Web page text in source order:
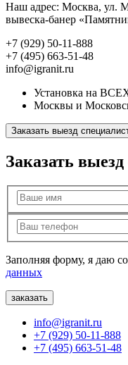
Наш адрес: Москва, ул.
вывеска-банер
+7 (929) 50-11-888
+7 (495) 663-51-48
info@igranit.ru
Установка на
Москвы и
Заказать выезд
Заказать
Заполняя форму, я даю
данных
info@igranit.ru
+7 (929) 50-11-888
+7 (495) 663-51-48